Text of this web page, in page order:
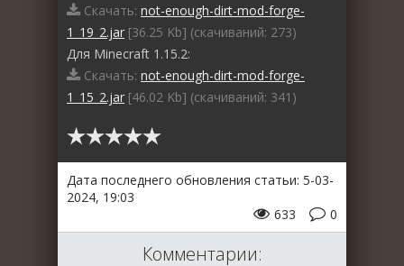
Скачать: not-enough-dirt-mod-forge-
1_19_2.jar [36.25 Kb] (cкачиваний: 273)
Для Minecraft 1.15.2:
Скачать: not-enough-dirt-mod-forge-
1_15_2.jar [46.02 Kb] (cкачиваний: 341)
Дата последнего обновления статьи: 5-03-
2024, 19:03
0
633
Комментарии: